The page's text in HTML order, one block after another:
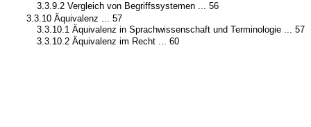
3.3.9.2 Vergleich von Begriffssystemen ... 56
3.3.10 Äquivalenz ... 57
3.3.10.1 Äquivalenz in Sprachwissenschaft und Terminologie ... 57
3.3.10.2 Äquivalenz im Recht ... 60